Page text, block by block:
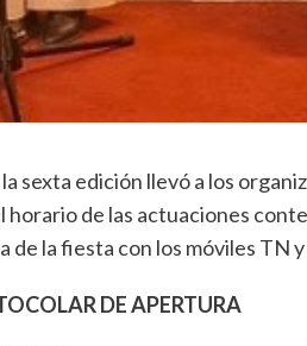
sexta edición llevó a los
horario de las actuaciones
de la fiesta con los móviles TN
DE APERTURA